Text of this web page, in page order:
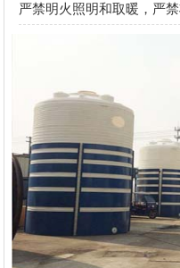
严禁明火照明和取暖，严